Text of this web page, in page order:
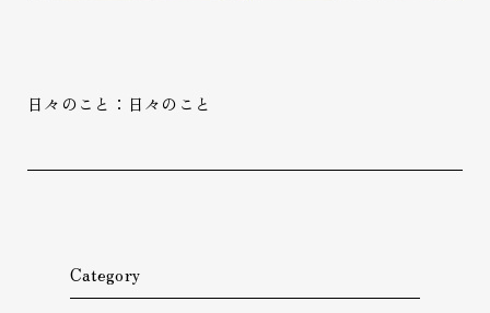
日々のこと：日々のこと
Category